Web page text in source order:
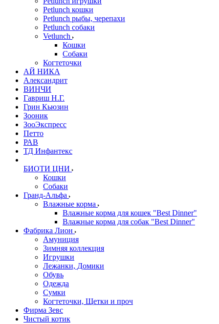
Petlunch кошки
Petlunch рыбы, черепахи
Petlunch собаки
Vetlunch
Кошки
Собаки
Когтеточки
АЙ НИКА
Александрит
ВИНЧИ
Гавриш Н.Г.
Грин Кьюзин
Зооник
ЗооЭкспресс
Петто
РАВ
ТД Инфантекс
БИОТИ ЦНИ
Кошки
Собаки
Гранд-Альфа
Влажные корма
Влажные корма для кошек "Best Dinner"
Влажные корма для собак "Best Dinner"
Фабрика Лион
Амуниция
Зимняя коллекция
Игрушки
Лежанки, Домики
Обувь
Одежда
Сумки
Когтеточки, Щетки и проч
Фирма Зевс
Чистый котик